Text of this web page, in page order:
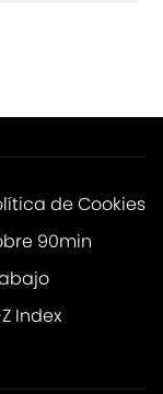
de Cookies
90min
Index